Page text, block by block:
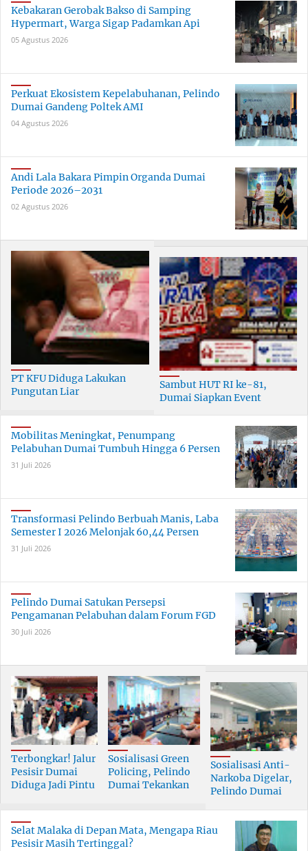
Kebakaran Gerobak Bakso di Samping
Hypermart, Warga Sigap Padamkan Api
05 Agustus 2026
Perkuat Ekosistem Kepelabuhanan, Pelindo
Dumai Gandeng Poltek AMI
04 Agustus 2026
Andi Lala Bakara Pimpin Organda Dumai
Periode 2026–2031
02 Agustus 2026
PT KFU Diduga Lakukan
Pungutan Liar
Dumai
Sambut HUT RI ke-81,
Dumai Siapkan Event
Mobilitas Meningkat, Penumpang
Pelabuhan Dumai Tumbuh Hingga 6 Persen
31 Juli 2026
Transformasi Pelindo Berbuah Manis, Laba
Semester I 2026 Melonjak 60,44 Persen
31 Juli 2026
Pelindo Dumai Satukan Persepsi
Pengamanan Pelabuhan dalam Forum FGD
30 Juli 2026
Terbongkar! Jalur
Pesisir Dumai
Diduga Jadi Pintu
Skala Besar
Sosialisasi Green
Policing, Pelindo
Dumai Tekankan
Bersama
Sosialisasi Anti-
Narkoba Digelar,
Pelindo Dumai
Selat Malaka di Depan Mata, Mengapa Riau
Pesisir Masih Tertinggal?